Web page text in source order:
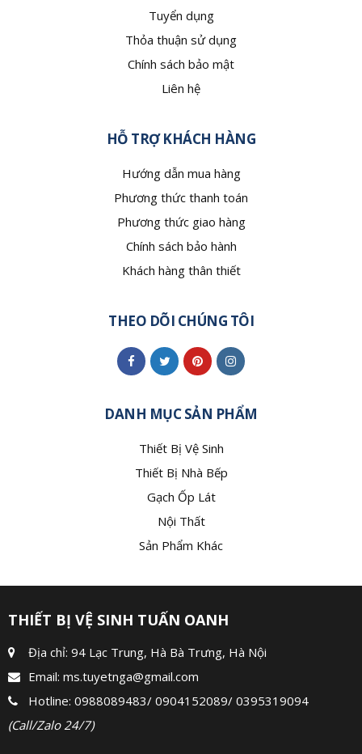
Tuyển dụng
Thỏa thuận sử dụng
Chính sách bảo mật
Liên hệ
HỖ TRỢ KHÁCH HÀNG
Hướng dẫn mua hàng
Phương thức thanh toán
Phương thức giao hàng
Chính sách bảo hành
Khách hàng thân thiết
THEO DÕI CHÚNG TÔI
DANH MỤC SẢN PHẨM
Thiết Bị Vệ Sinh
Thiết Bị Nhà Bếp
Gạch Ốp Lát
Nội Thất
Sản Phẩm Khác
THIẾT BỊ VỆ SINH TUẤN OANH
Địa chỉ: 94 Lạc Trung, Hà Bà Trưng, Hà Nội
Email: ms.tuyetnga@gmail.com
Hotline: 0988089483/ 0904152089/ 0395319094
(Call/Zalo 24/7)